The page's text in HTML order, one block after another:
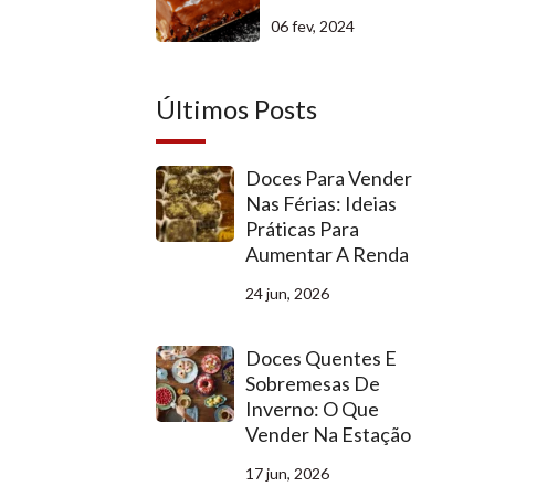
06 fev, 2024
Últimos Posts
Doces Para Vender
Nas Férias: Ideias
Práticas Para
Aumentar A Renda
24 jun, 2026
Doces Quentes E
Sobremesas De
Inverno: O Que
Vender Na Estação
17 jun, 2026